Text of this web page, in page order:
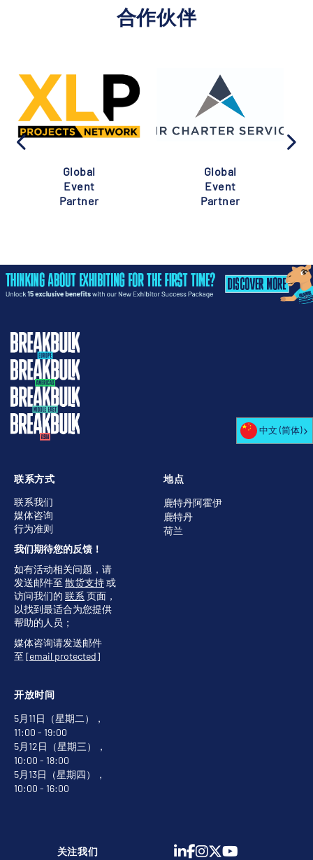
合作伙伴
Global
Event
Partner
Global
Event
Partner
地点
鹿特丹阿霍伊
鹿特丹
荷兰
开放时间
5月11日（星期二），
11:00 - 19:00
5月12日（星期三），
10:00 - 18:00
5月13日（星期四），
10:00 - 16:00
联系方式
联系我们
媒体咨询
行为准则
我们期待您的反馈！
如有活动相关问题，请
发送邮件至 散货支持或
访问我们的 联系 页面，
以找到最适合为您提供
帮助的人员；
媒体咨询请发送邮件
至 [email protected]
关注我们
中文 (简体)